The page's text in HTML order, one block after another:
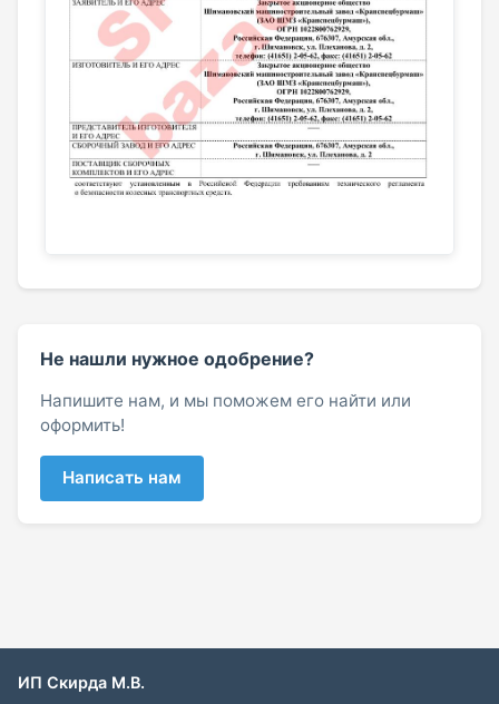
Не нашли нужное одобрение?
Напишите нам, и мы поможем его найти или
оформить!
Написать нам
ИП Скирда М.В.